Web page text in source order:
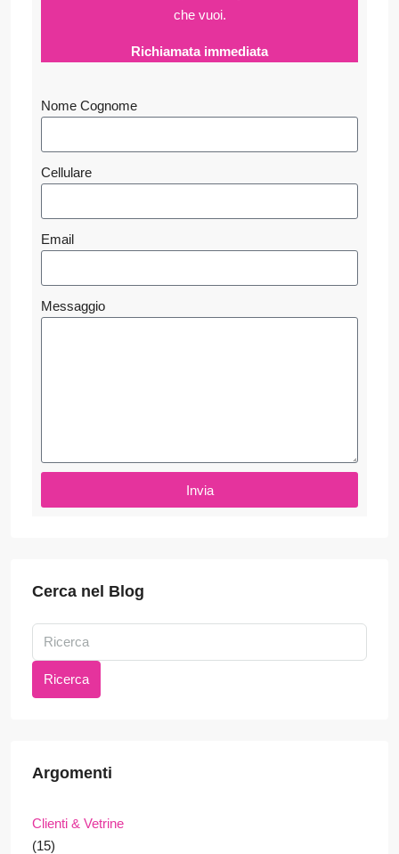
che vuoi.
Richiamata immediata
Nome Cognome
Cellulare
Email
Messaggio
Invia
Cerca nel Blog
Ricerca
Argomenti
Clienti & Vetrine
(15)